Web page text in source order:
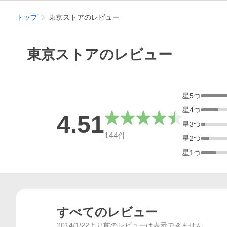
トップ 東京ストアのレビュー
東京ストアのレビュー
総合評価
4.51144件
星5つ
星4つ
星3つ
星2つ
星1つ
すべてのレビュー